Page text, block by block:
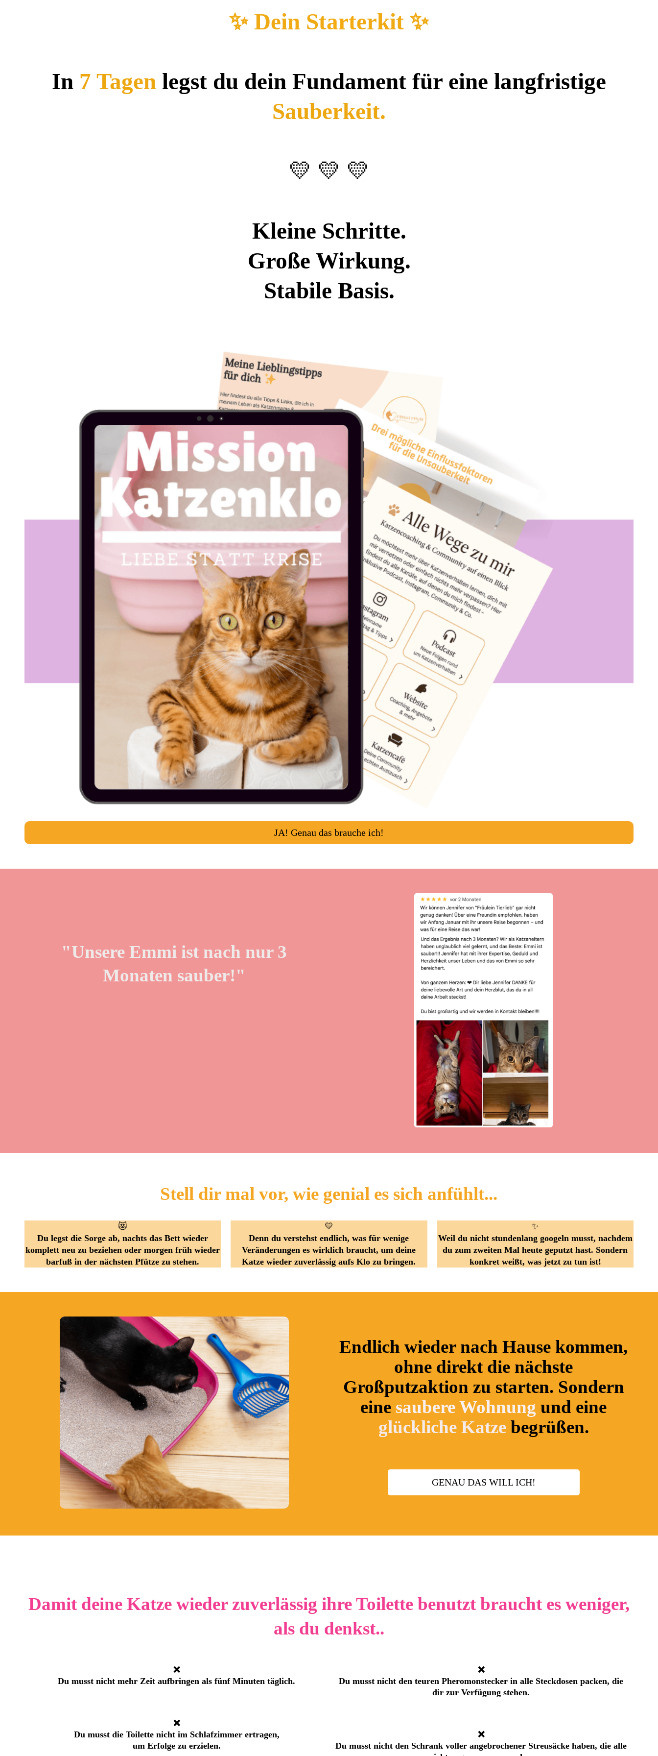
✨ Dein Starterkit ✨
In 7 Tagen legst du dein Fundament für eine langfristige
Sauberkeit.
💛 💛 💛
Kleine Schritte.
Große Wirkung.
Stabile Basis.
JA! Genau das brauche ich!
"Unsere Emmi ist nach nur 3
Monaten sauber!"
Stell dir mal vor, wie genial es sich anfühlt...
😻
Du legst die Sorge ab, nachts das Bett wieder
komplett neu zu beziehen oder morgen früh wieder
barfuß in der nächsten Pfütze zu stehen.
💛
Denn du verstehst endlich, was für wenige
Veränderungen es wirklich braucht, um deine
Katze wieder zuverlässig aufs Klo zu bringen.
✨
Weil du nicht stundenlang googeln musst, nachdem
du zum zweiten Mal heute geputzt hast. Sondern
konkret weißt, was jetzt zu tun ist!
Endlich wieder nach Hause kommen,
ohne direkt die nächste
Großputzaktion zu starten. Sondern
eine saubere Wohnung und eine
glückliche Katzebegrüßen.
GENAU DAS WILL ICH!
Damit deine Katze wieder zuverlässig ihre Toilette benutzt braucht es weniger,
als du denkst..
❌
Du musst nicht mehr Zeit aufbringen als fünf Minuten täglich.
❌
Du musst nicht den teuren Pheromonstecker in alle Steckdosen packen, die
dir zur Verfügung stehen.
❌
Du musst die Toilette nicht im Schlafzimmer ertragen,
um Erfolge zu erzielen.
❌
Du musst nicht den Schrank voller angebrochener Streusäcke haben, die alle